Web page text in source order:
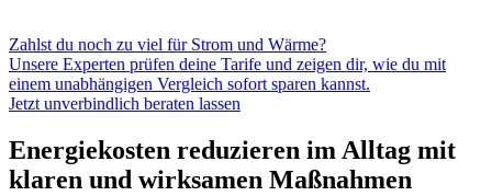
Zahlst du noch zu viel für Strom und Wärme?
Unsere Experten prüfen deine Tarife und zeigen dir, wie du mit
einem unabhängigen Vergleich sofort sparen kannst.
Jetzt unverbindlich beraten lassen
Energiekosten reduzieren im Alltag mit
klaren und wirksamen Maßnahmen